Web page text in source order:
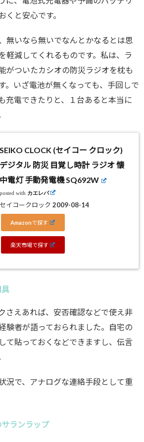
くと安心です。
無いなら無いでなんとかなるとは思
軽減してくれるものです。私は、ラ
がついたカシオの防災ラジオを枕も
。いざ電池が無くなっても、手回しで
充電できたりと、１台あると本当に
SEIKO CLOCK (セイコー クロック)
デジタル 防災 目覚し時計 ラジオ 懐
中電灯 手動発電機 SQ692W
posted with カエレバ
セイコークロック 2009-08-14
Amazonで探す
楽天市場で探す
さえあれば、安否確認などで使え非
験者が語っておられました。自宅の
て貼っておくなどできますし、伝言
況で、アナログな連絡手段として重
ランラップ